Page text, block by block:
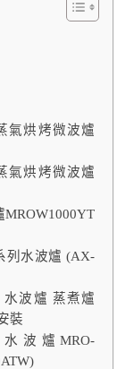
氣烘烤微波爐
氣烘烤微波爐
MROW1000YT
列水波爐 (AX-
水波爐 蒸煮爐
裝
波爐MRO-